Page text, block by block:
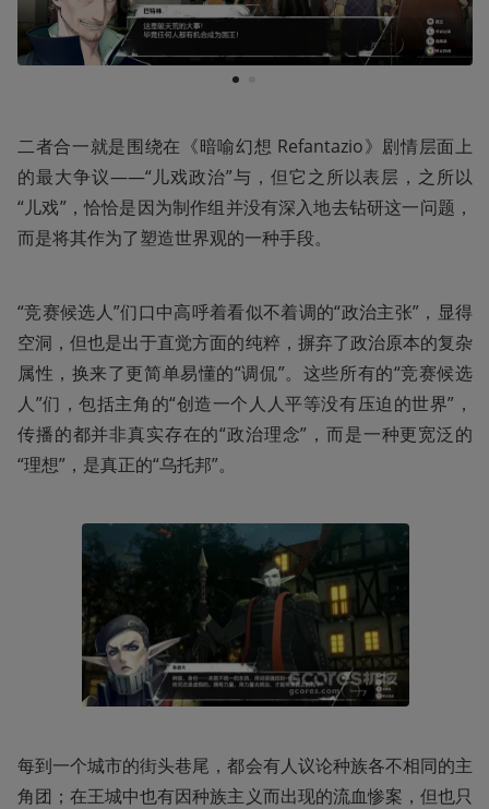
1
二者合一就是围绕在《暗喻幻想 Refantazio》剧情层面上
的最大争议——“儿戏政治”与，但它之所以表层，之所以
“儿戏”，恰恰是因为制作组并没有深入地去钻研这一问题，
而是将其作为了塑造世界观的一种手段。
“竞赛候选人”们口中高呼着看似不着调的“政治主张”，显得
空洞，但也是出于直觉方面的纯粹，摒弃了政治原本的复杂
属性，换来了更简单易懂的“调侃”。这些所有的“竞赛候选
人”们，包括主角的“创造一个人人平等没有压迫的世界”，
传播的都并非真实存在的“政治理念”，而是一种更宽泛的
“理想”，是真正的“乌托邦”。
每到一个城市的街头巷尾，都会有人议论种族各不相同的主
角团；在王城中也有因种族主义而出现的流血惨案，但也只